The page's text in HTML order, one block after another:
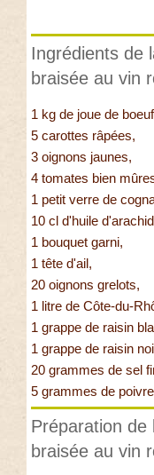
Ingrédients de
braisée au vin
1 kg de joue de
5 carottes râpées,
3 oignons jaunes,
4 tomates bien
1 petit verre de
10 cl d'huile
1 bouquet garni,
1 tête d'ail,
20 oignons grelots,
1 litre de Côte-du-
1 grappe de raisin
1 grappe de raisin
20 grammes de sel
5 grammes de
Préparation
braisée au vin